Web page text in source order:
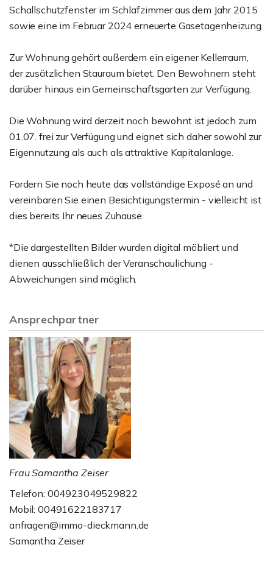
Schallschutzfenster im Schlafzimmer aus dem Jahr 2015
sowie eine im Februar 2024 erneuerte Gasetagenheizung.
Zur Wohnung gehört außerdem ein eigener Kellerraum,
der zusätzlichen Stauraum bietet. Den Bewohnern steht
darüber hinaus ein Gemeinschaftsgarten zur Verfügung.
Die Wohnung wird derzeit noch bewohnt ist jedoch zum
01.07. frei zur Verfügung und eignet sich daher sowohl zur
Eigennutzung als auch als attraktive Kapitalanlage.
Fordern Sie noch heute das vollständige Exposé an und
vereinbaren Sie einen Besichtigungstermin - vielleicht ist
dies bereits Ihr neues Zuhause.
*Die dargestellten Bilder wurden digital möbliert und
dienen ausschließlich der Veranschaulichung -
Abweichungen sind möglich.
Ansprechpartner
Frau Samantha Zeiser
Telefon: 004923049529822
Mobil: 00491622183717
anfragen@immo-dieckmann.de
Samantha Zeiser